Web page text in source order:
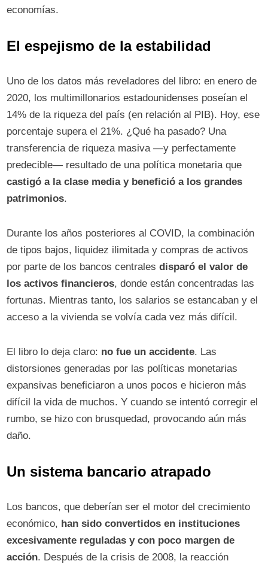
economías.
El espejismo de la estabilidad
Uno de los datos más reveladores del libro: en enero de
2020, los multimillonarios estadounidenses poseían el
14% de la riqueza del país (en relación al PIB). Hoy, ese
porcentaje supera el 21%. ¿Qué ha pasado? Una
transferencia de riqueza masiva —y perfectamente
predecible— resultado de una política monetaria que
castigó a la clase media y benefició a los grandes
patrimonios.
Durante los años posteriores al COVID, la combinación
de tipos bajos, liquidez ilimitada y compras de activos
por parte de los bancos centralesdisparó el valor de
los activos financieros, donde están concentradas las
fortunas. Mientras tanto, los salarios se estancaban y el
acceso a la vivienda se volvía cada vez más difícil.
El libro lo deja claro: no fue un accidente. Las
distorsiones generadas por las políticas monetarias
expansivas beneficiaron a unos pocos e hicieron más
difícil la vida de muchos. Y cuando se intentó corregir el
rumbo, se hizo con brusquedad, provocando aún más
daño.
Un sistema bancario atrapado
Los bancos, que deberían ser el motor del crecimiento
económico, han sido convertidos en instituciones
excesivamente reguladas y con poco margen de
acción. Después de la crisis de 2008, la reacción